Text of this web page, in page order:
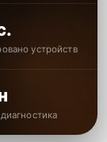
устройств